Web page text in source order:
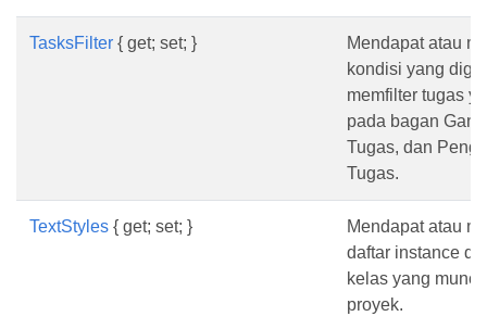
TasksFilter { get; set; }
Mendapat atau
kondisi yang
memfilter tugas
pada bagan
Tugas, dan
Tugas.
TextStyles { get; set; }
Mendapat atau
daftar instance
kelas yang
proyek.